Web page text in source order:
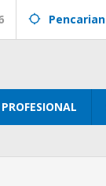
Pencarian